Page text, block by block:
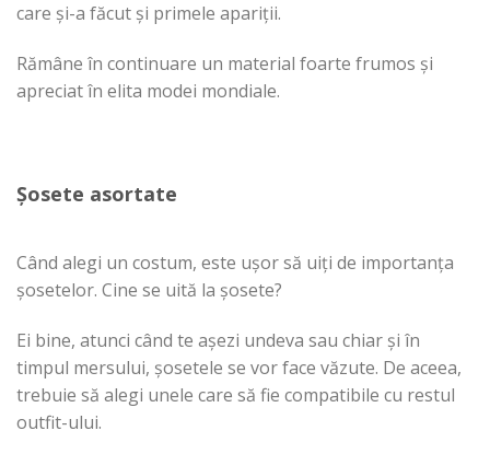
care și-a făcut și primele apariții.
Rămâne în continuare un material foarte frumos și
apreciat în elita modei mondiale.
Șosete asortate
Când alegi un costum, este ușor să uiți de importanța
șosetelor. Cine se uită la șosete?
Ei bine, atunci când te așezi undeva sau chiar și în
timpul mersului, șosetele se vor face văzute. De aceea,
trebuie să alegi unele care să fie compatibile cu restul
outfit-ului.